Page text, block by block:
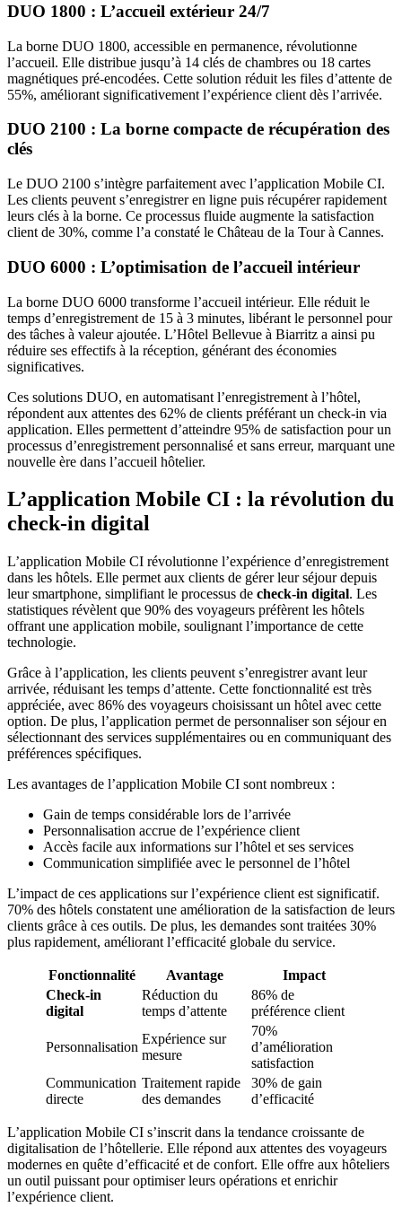
DUO 1800 : L’accueil extérieur 24/7
La borne DUO 1800, accessible en permanence, révolutionne
l’accueil. Elle distribue jusqu’à 14 clés de chambres ou 18 cartes
magnétiques pré-encodées. Cette solution réduit les files d’attente de
55%, améliorant significativement l’expérience client dès l’arrivée.
DUO 2100 : La borne compacte de récupération des
clés
Le DUO 2100 s’intègre parfaitement avec l’application Mobile CI.
Les clients peuvent s’enregistrer en ligne puis récupérer rapidement
leurs clés à la borne. Ce processus fluide augmente la satisfaction
client de 30%, comme l’a constaté le Château de la Tour à Cannes.
DUO 6000 : L’optimisation de l’accueil intérieur
La borne DUO 6000 transforme l’accueil intérieur. Elle réduit le
temps d’enregistrement de 15 à 3 minutes, libérant le personnel pour
des tâches à valeur ajoutée. L’Hôtel Bellevue à Biarritz a ainsi pu
réduire ses effectifs à la réception, générant des économies
significatives.
Ces solutions DUO, en automatisant l’enregistrement à l’hôtel,
répondent aux attentes des 62% de clients préférant un check-in via
application. Elles permettent d’atteindre 95% de satisfaction pour un
processus d’enregistrement personnalisé et sans erreur, marquant une
nouvelle ère dans l’accueil hôtelier.
L’application Mobile CI : la révolution du
check-in digital
L’application Mobile CI révolutionne l’expérience d’enregistrement
dans les hôtels. Elle permet aux clients de gérer leur séjour depuis
leur smartphone, simplifiant le processus de check-in digital. Les
statistiques révèlent que 90% des voyageurs préfèrent les hôtels
offrant une application mobile, soulignant l’importance de cette
technologie.
Grâce à l’application, les clients peuvent s’enregistrer avant leur
arrivée, réduisant les temps d’attente. Cette fonctionnalité est très
appréciée, avec 86% des voyageurs choisissant un hôtel avec cette
option. De plus, l’application permet de personnaliser son séjour en
sélectionnant des services supplémentaires ou en communiquant des
préférences spécifiques.
Les avantages de l’application Mobile CI sont nombreux :
Gain de temps considérable lors de l’arrivée
Personnalisation accrue de l’expérience client
Accès facile aux informations sur l’hôtel et ses services
Communication simplifiée avec le personnel de l’hôtel
L’impact de ces applications sur l’expérience client est significatif.
70% des hôtels constatent une amélioration de la satisfaction de leurs
clients grâce à ces outils. De plus, les demandes sont traitées 30%
plus rapidement, améliorant l’efficacité globale du service.
Fonctionnalité Avantage
Impact
Check-in
digital
Réduction du
temps d’attente
86% de
préférence client
Personnalisation
Expérience sur
mesure
70%
d’amélioration
satisfaction
Communication
directe
Traitement rapide
des demandes
30% de gain
d’efficacité
L’application Mobile CI s’inscrit dans la tendance croissante de
digitalisation de l’hôtellerie. Elle répond aux attentes des voyageurs
modernes en quête d’efficacité et de confort. Elle offre aux hôteliers
un outil puissant pour optimiser leurs opérations et enrichir
l’expérience client.